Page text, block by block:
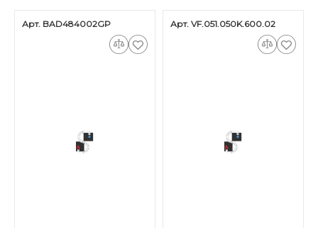
Арт. BAD484002GP Арт. VF.051.050K.600.02